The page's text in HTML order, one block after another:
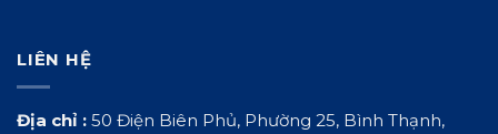
LIÊN HỆ
Địa chỉ : 50 Điện Biên Phủ, Phường 25, Bình Thạnh,